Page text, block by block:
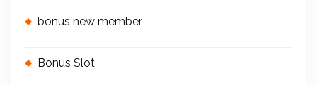
bonus new member
Bonus Slot